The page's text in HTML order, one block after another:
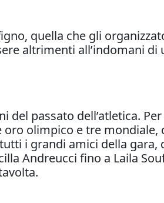
quella che gli
altrimenti all’indomani
passato dell’atletica.
olimpico e tre
i grandi amici della gara,
Andreucci fino a Laila